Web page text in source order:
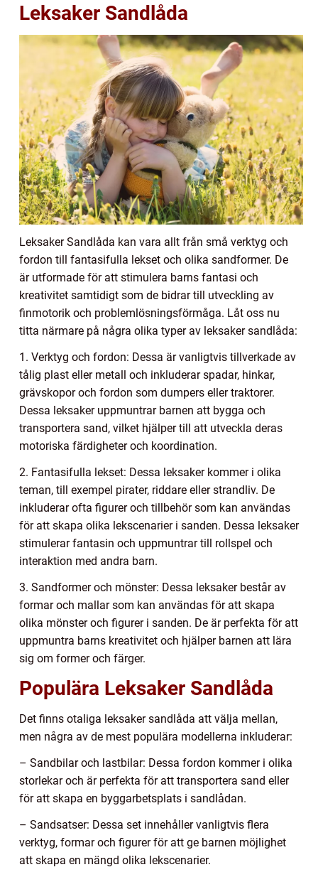
Leksaker Sandlåda
Leksaker Sandlåda kan vara allt från små verktyg och
fordon till fantasifulla lekset och olika sandformer. De
är utformade för att stimulera barns fantasi och
kreativitet samtidigt som de bidrar till utveckling av
finmotorik och problemlösningsförmåga. Låt oss nu
titta närmare på några olika typer av leksaker sandlåda:
1. Verktyg och fordon: Dessa är vanligtvis tillverkade av
tålig plast eller metall och inkluderar spadar, hinkar,
grävskopor och fordon som dumpers eller traktorer.
Dessa leksaker uppmuntrar barnen att bygga och
transportera sand, vilket hjälper till att utveckla deras
motoriska färdigheter och koordination.
2. Fantasifulla lekset: Dessa leksaker kommer i olika
teman, till exempel pirater, riddare eller strandliv. De
inkluderar ofta figurer och tillbehör som kan användas
för att skapa olika lekscenarier i sanden. Dessa leksaker
stimulerar fantasin och uppmuntrar till rollspel och
interaktion med andra barn.
3. Sandformer och mönster: Dessa leksaker består av
formar och mallar som kan användas för att skapa
olika mönster och figurer i sanden. De är perfekta för att
uppmuntra barns kreativitet och hjälper barnen att lära
sig om former och färger.
Populära Leksaker Sandlåda
Det finns otaliga leksaker sandlåda att välja mellan,
men några av de mest populära modellerna inkluderar:
– Sandbilar och lastbilar: Dessa fordon kommer i olika
storlekar och är perfekta för att transportera sand eller
för att skapa en byggarbetsplats i sandlådan.
– Sandsatser: Dessa set innehåller vanligtvis flera
verktyg, formar och figurer för att ge barnen möjlighet
att skapa en mängd olika lekscenarier.